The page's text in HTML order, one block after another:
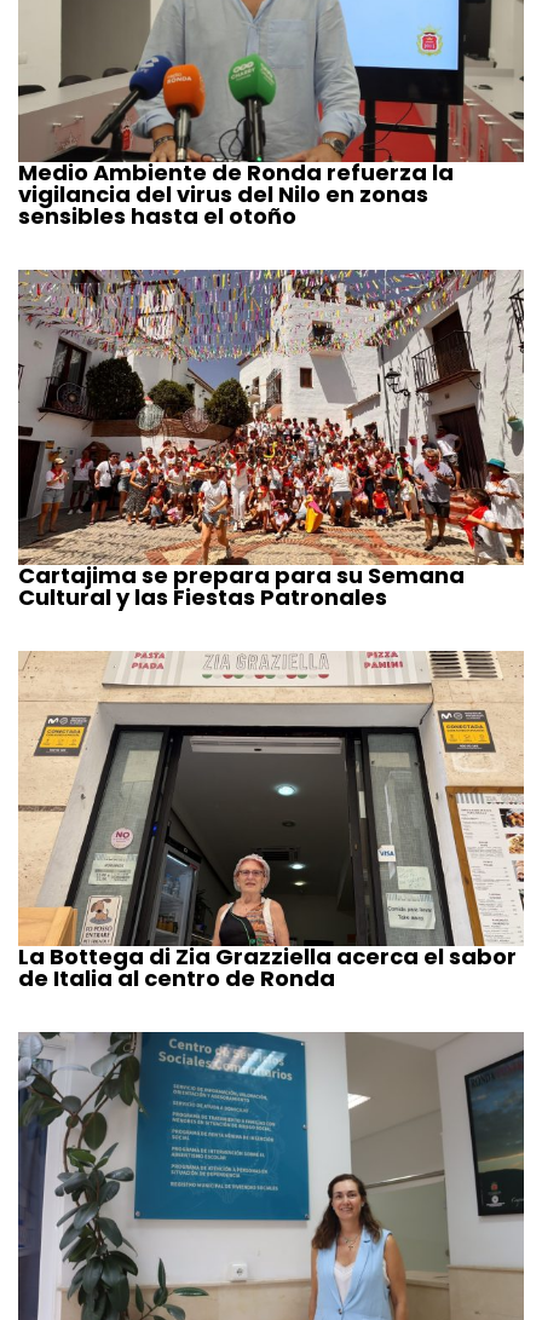
Medio Ambiente de Ronda refuerza la
vigilancia del virus del Nilo en zonas
sensibles hasta el otoño
Cartajima se prepara para su Semana
Cultural y las Fiestas Patronales
La Bottega di Zia Grazziella acerca el sabor
de Italia al centro de Ronda